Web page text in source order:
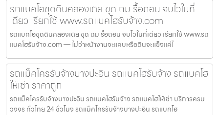
รถแบคโฮขุดดินคลองเตย ขุด ถม รื้อถอน จบไวในที่
เดียว เรียกใช้ www.รถแบคโฮรับจ้าง.com
รถแบคโฮขุดดินคลองเตย ขุด ถม รื้อถอน จบไวในที่เดียว เรียกใช้ www.รถ
แบคโฮรับจ้าง.com — ไม่ว่าหน้างานจะแคบหรือดินจะแข็งแค่ไ
รถแม็คโครรับจ้างบางปะอิน รถแบคโฮรับจ้าง รถแบคโฮ
ให้เช่า ราคาถูก
รถแม็คโครรับจ้างบางปะอิน รถแบคโฮรับจ้าง รถแบคโฮให้เช่า บริการครบ
วงจร ทั่วไทย 24 ชั่วโมง รถแม็คโครรับจ้างบางปะอิน รถแบคโฮ